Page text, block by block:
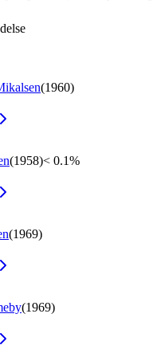
(1960)
(1958)< 0.1%
(1969)
(1969)